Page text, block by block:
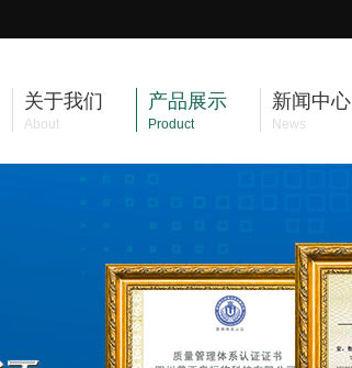
关于我们
About
产品展示
Product
新闻中心
News